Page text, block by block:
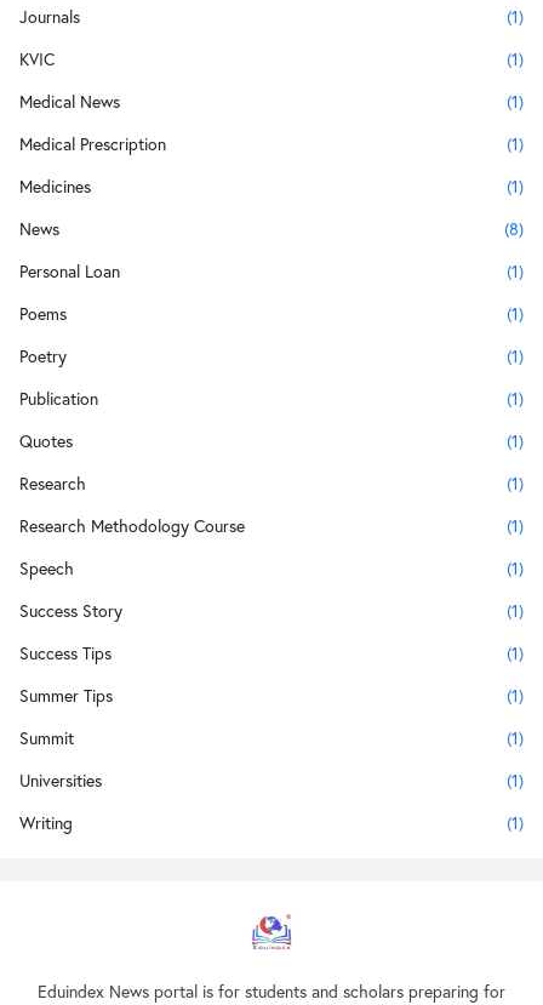
Journals
(1)
KVIC
(1)
Medical News
(1)
Medical Prescription
(1)
Medicines
(1)
News
(8)
Personal Loan
(1)
Poems
(1)
Poetry
(1)
Publication
(1)
Quotes
(1)
Research
(1)
Research Methodology Course
(1)
Speech
(1)
Success Story
(1)
Success Tips
(1)
Summer Tips
(1)
Summit
(1)
Universities
(1)
Writing
(1)
Eduindex News portal is for students and scholars preparing for